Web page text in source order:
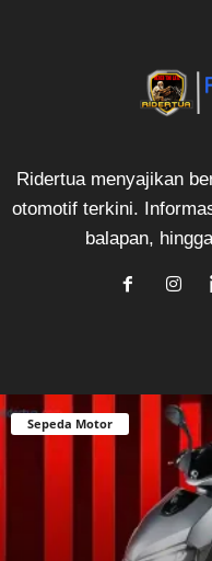
Ridertua menyajikan
otomotif terkini.
balapan,
Sepeda Motor